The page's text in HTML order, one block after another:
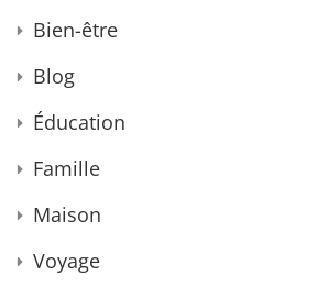
Bien-être
Blog
Éducation
Famille
Maison
Voyage